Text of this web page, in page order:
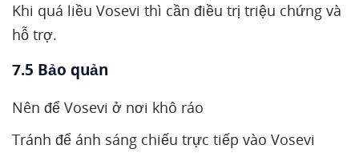
Khi quá liều Vosevi thì cần điều trị triệu chứng và
hỗ trợ.
7.5 Bảo quản
Nên để Vosevi ở nơi khô ráo
Tránh để ánh sáng chiếu trực tiếp vào Vosevi